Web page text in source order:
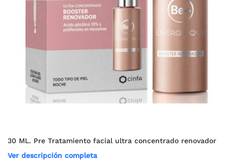
30 ML. Pre Tratamiento facial ultra concentrado renovador
Ver descripción completa